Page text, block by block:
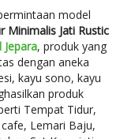
model
Minimalis Jati Rustic
Jepara, produk yang
dengan aneka
kayu sono, kayu
produk
Tempat Tidur,
Lemari Baju,